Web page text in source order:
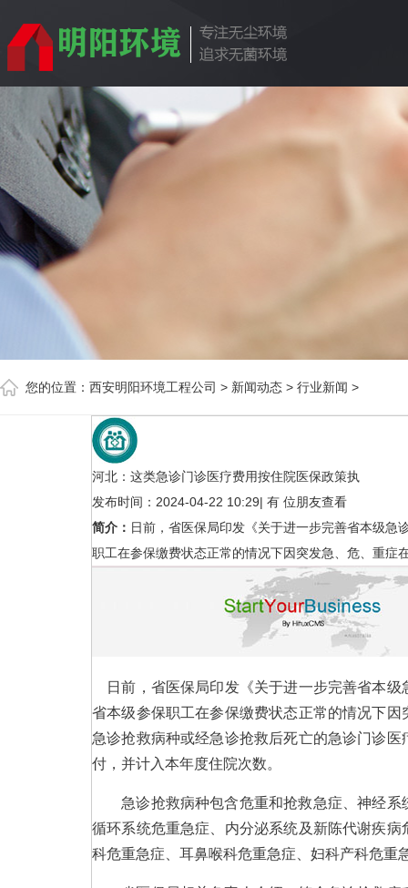
您的位置： 西安明阳环境工程公司 > 新闻动态 > 行业新闻 >
河北：这类急诊门诊医疗费用按住院医保政策执
发布时间：2024-04-22 10:29| 有 位朋友查看
简介： 日前，省医保局印发《关于进一步完善省本级急
职工在参保缴费状态正常的情况下因突发急、危、重
日前，省医保局印发《关于进一步完善省本级
省本级参保职工在参保缴费状态正常的情况下
急诊抢救病种或经急诊抢救后死亡的急诊门诊
付，并计入本年度住院次数。
急诊抢救病种包含危重和抢救急症、神经系
循环系统危重急症、内分泌系统及新陈代谢疾
科危重急症、耳鼻喉科危重急症、妇科产科危重
中日产业创新发展交流大会举行